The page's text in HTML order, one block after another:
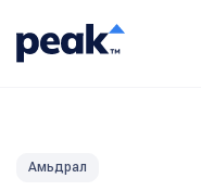
Амьдрал